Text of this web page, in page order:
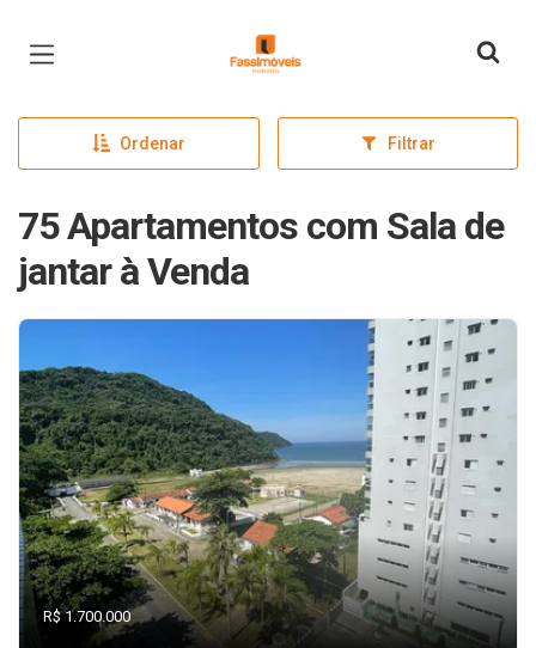
Página inicial
Ordenar Filtrar
75 Apartamentos com Sala de
jantar à Venda
R$ 1.700.000